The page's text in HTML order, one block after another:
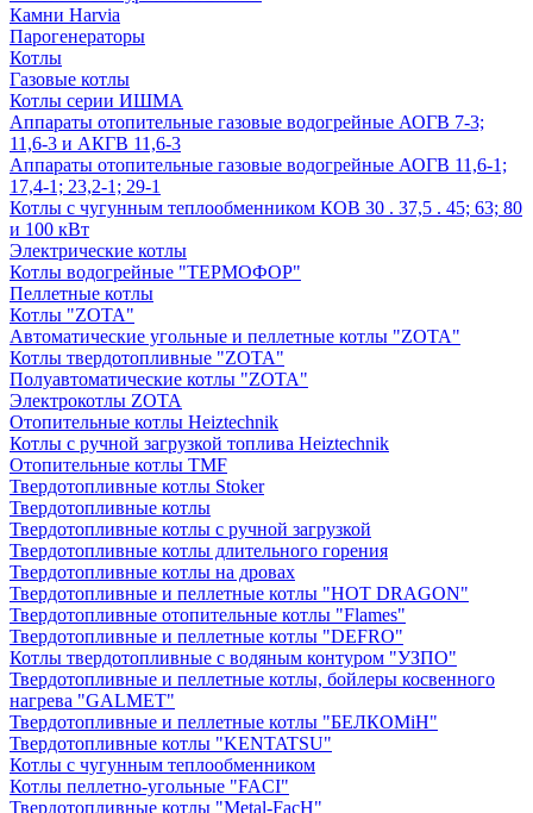
Камни Harvia
Парогенераторы
Котлы
Газовые котлы
Котлы серии ИШМА
Аппараты отопительные газовые водогрейные АОГВ 7-3;
11,6-3 и АКГВ 11,6-3
Аппараты отопительные газовые водогрейные АОГВ 11,6-1;
17,4-1; 23,2-1; 29-1
Котлы с чугунным теплообменником КОВ 30 . 37,5 . 45; 63; 80
и 100 кВт
Электрические котлы
Котлы водогрейные "ТЕРМОФОР"
Пеллетные котлы
Котлы "ZOTA"
Автоматические угольные и пеллетные котлы "ZOTA"
Котлы твердотопливные "ZOTA"
Полуавтоматические котлы "ZOTA"
Электрокотлы ZOTA
Отопительные котлы Heiztechnik
Котлы с ручной загрузкой топлива Heiztechnik
Отопительные котлы TMF
Твердотопливные котлы Stoker
Твердотопливные котлы
Твердотопливные котлы с ручной загрузкой
Твердотопливные котлы длительного горения
Твердотопливные котлы на дровах
Твердотопливные и пеллетные котлы "HOT DRAGON"
Твердотопливные отопительные котлы "Flames"
Твердотопливные и пеллетные котлы "DEFRO"
Котлы твердотопливные с водяным контуром "УЗПО"
Твердотопливные и пеллетные котлы, бойлеры косвенного
нагрева "GALMET"
Твердотопливные и пеллетные котлы "БЕЛКОМiН"
Твердотопливные котлы "KENTATSU"
Котлы с чугунным теплообменником
Котлы пеллетно-угольные "FACI"
Твердотопливные котлы "Metal-FacH"